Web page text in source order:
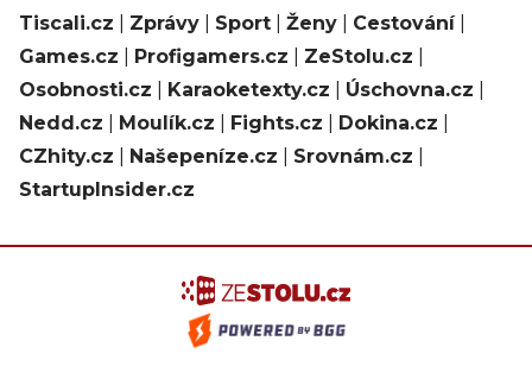
Tiscali.cz Zprávy Sport Ženy Cestování|
Games.cz
Profigamers.cz ZeStolu.cz
Osobnosti.cz
Karaoketexty.cz Úschovna.cz
Nedd.cz
Moulík.cz Fights.cz Dokina.cz
CZhity.cz
Našepeníze.cz Srovnám.cz
StartupInsider.cz